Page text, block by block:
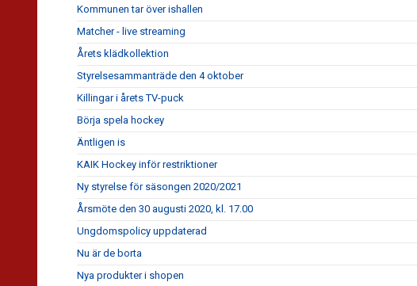
Kommunen tar över ishallen
Matcher - live streaming
Årets klädkollektion
Styrelsesammanträde den 4 oktober
Killingar i årets TV-puck
Börja spela hockey
Äntligen is
KAIK Hockey inför restriktioner
Ny styrelse för säsongen 2020/2021
Årsmöte den 30 augusti 2020, kl. 17.00
Ungdomspolicy uppdaterad
Nu är de borta
Nya produkter i shopen